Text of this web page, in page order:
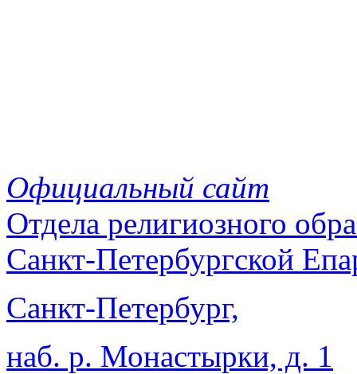
Официальный сайт
Отдела религиозного
Санкт-Петербургской
Санкт-Петербург,
наб. р. Монастырки, д. 1